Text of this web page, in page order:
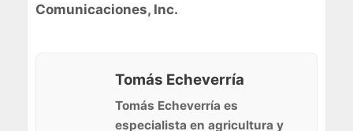
Comunicaciones, Inc.
Tomás Echeverría
Tomás Echeverría es
especialista en agricultura y